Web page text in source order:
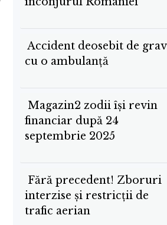
Accident deosebit de grav
cu o ambulanță
Magazin2 zodii își revin
financiar după 24
septembrie 2025
Fără precedent! Zboruri
interzise și restricții de
trafic aerian